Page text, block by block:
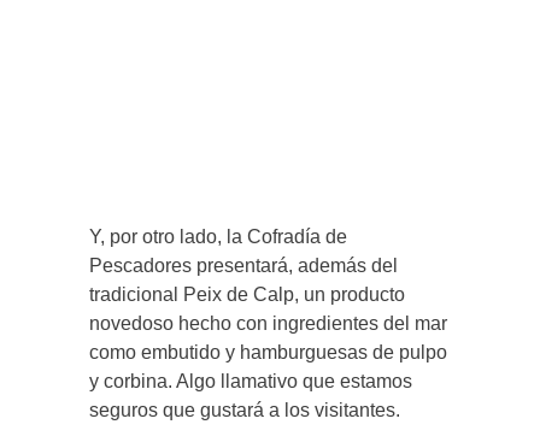
Y, por otro lado, la Cofradía de
Pescadores presentará, además del
tradicional Peix de Calp, un producto
novedoso hecho con ingredientes del mar
como embutido y hamburguesas de pulpo
y corbina. Algo llamativo que estamos
seguros que gustará a los visitantes.